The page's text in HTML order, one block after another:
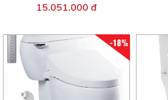
15.051.000 đ
-18%